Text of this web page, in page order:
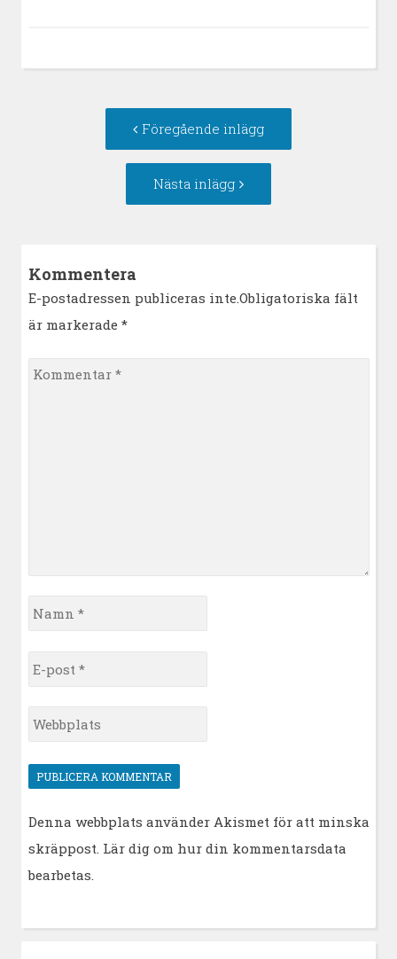
Inläggsnavigering
Föregående inlägg
inlägg:
Nästa inlägg
inlägg:
Kommentera
E-postadressen publiceras inte.Obligatoriska fält
är markerade *
Kommentar
Namn
*
E-
post
*Webbplats
Denna webbplats använder Akismet för att minska
skräppost. Lär dig om hur din kommentarsdata
bearbetas.